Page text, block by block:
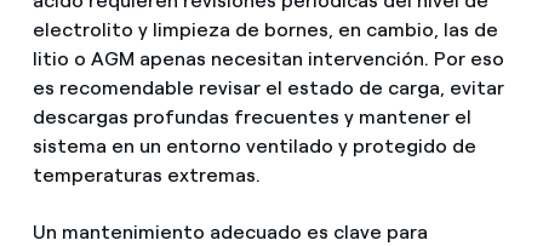
electrolito y limpieza de bornes, en cambio, las de
litio o AGM apenas necesitan intervención. Por eso
es recomendable revisar el estado de carga, evitar
descargas profundas frecuentes y mantener el
sistema en un entorno ventilado y protegido de
temperaturas extremas.
Un mantenimiento adecuado es clave para